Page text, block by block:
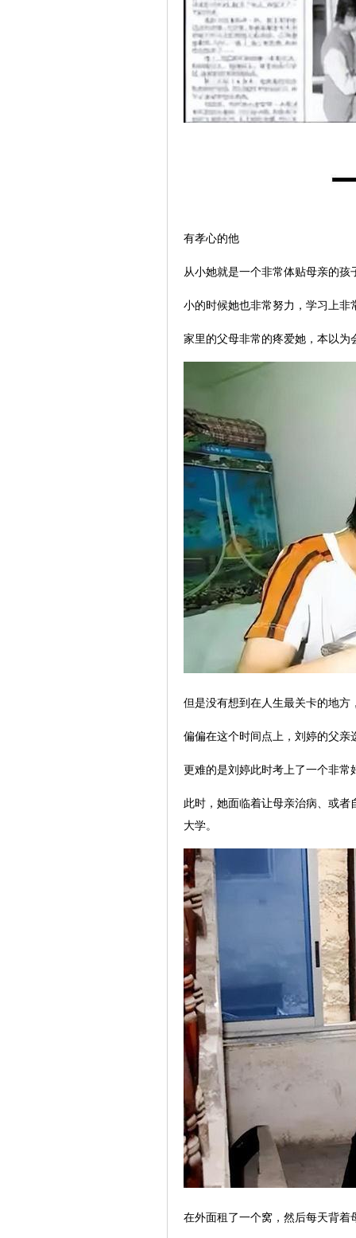
有孝心的他
从小她就是一个非常体贴母亲的
小的时候她也非常努力，学习上
家里的父母非常的疼爱她，本以
但是没有想到在人生最关卡的地
偏偏在这个时间点上，刘婷的父
更难的是刘婷此时考上了一个非
此时，她面临着让母亲治病、或
大学。
在外面租了一个窝，然后每天背